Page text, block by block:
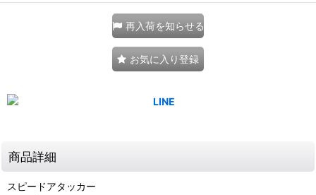
再入荷を知らせる
お気に入り登録
商品詳細
スピードアタッカー